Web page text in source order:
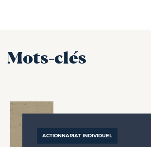
Mots-clés
ACTIONNARIAT INDIVIDUEL